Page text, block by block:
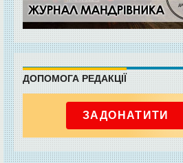
ДОПОМОГА РЕДАКЦІЇ
ЗАДОНАТИТИ